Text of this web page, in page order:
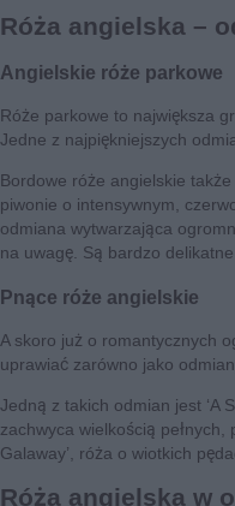
Róża angielska –
Angielskie róże parkowe
Róże parkowe to największa
Jedne z najpiękniejszych
Bordowe róże angielskie
piwonie o intensywnym,
odmiana wytwarzająca
na uwagę. Są bardzo
Pnące róże angielskie
A skoro już o romantycznych
uprawiać zarówno jako
Jedną z takich odmian jest ‘A
zachwyca wielkością
Galaway’, róża o wiotkich
Róża angielska w